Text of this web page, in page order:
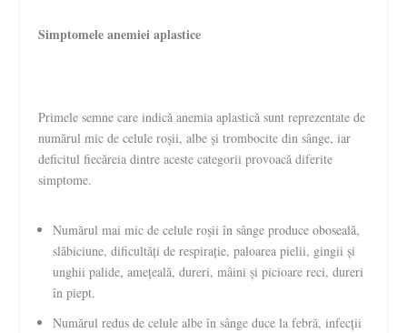
Simptomele anemiei aplastice
Primele semne care indică anemia aplastică sunt reprezentate de
numărul mic de celule roșii, albe și trombocite din sânge, iar
deficitul fiecăreia dintre aceste categorii provoacă diferite
simptome.
Numărul mai mic de celule roșii în sânge produce oboseală,
slăbiciune, dificultăți de respirație, paloarea pielii, gingii și
unghii palide, amețeală, dureri, mâini și picioare reci, dureri
în piept.
Numărul redus de celule albe în sânge duce la febră, infecții